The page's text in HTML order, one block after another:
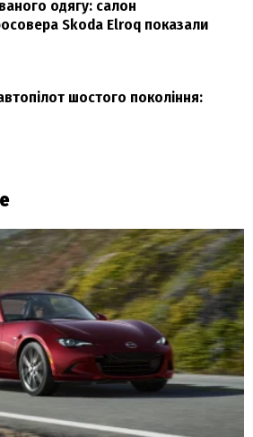
одягу: салон
Skoda Elroq показали
шостого покоління: